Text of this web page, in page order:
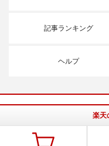
記事ランキング
ヘルプ
楽天